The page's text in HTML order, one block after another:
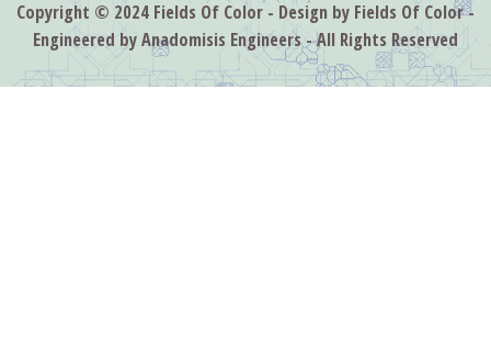
Copyright © 2024 Fields Of Color- Design by Fields Of Color-
Engineered byAnadomisis Engineers- All Rights Reserved